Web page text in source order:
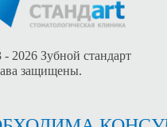
- 2026 Зубной стандарт
защищены.